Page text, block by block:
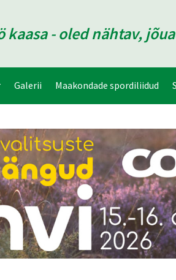
kaasa - oled nähtav,
Galerii Maakondade spordiliidud